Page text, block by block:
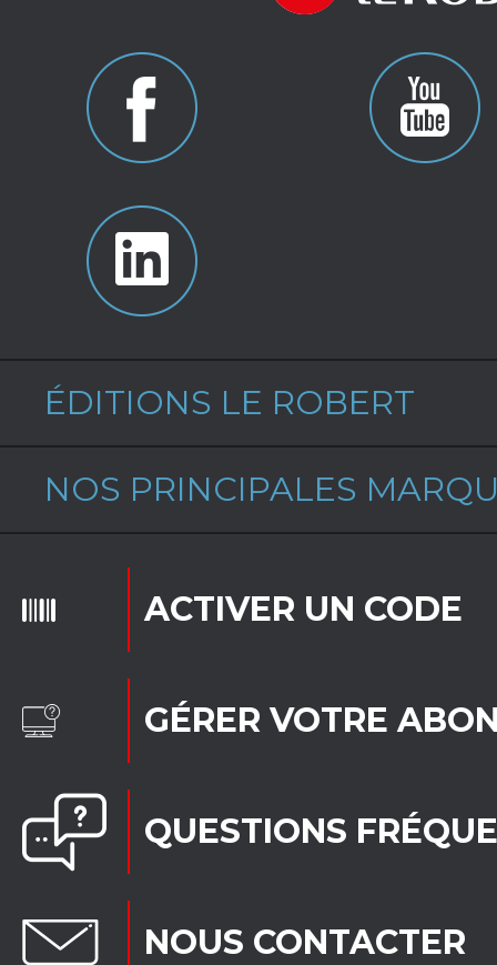
ÉDITIONS LE ROBERT
NOS PRINCIPALES
ACTIVER UN CODE
GÉRER VOTRE
QUESTIONS
NOUS CONTACTER